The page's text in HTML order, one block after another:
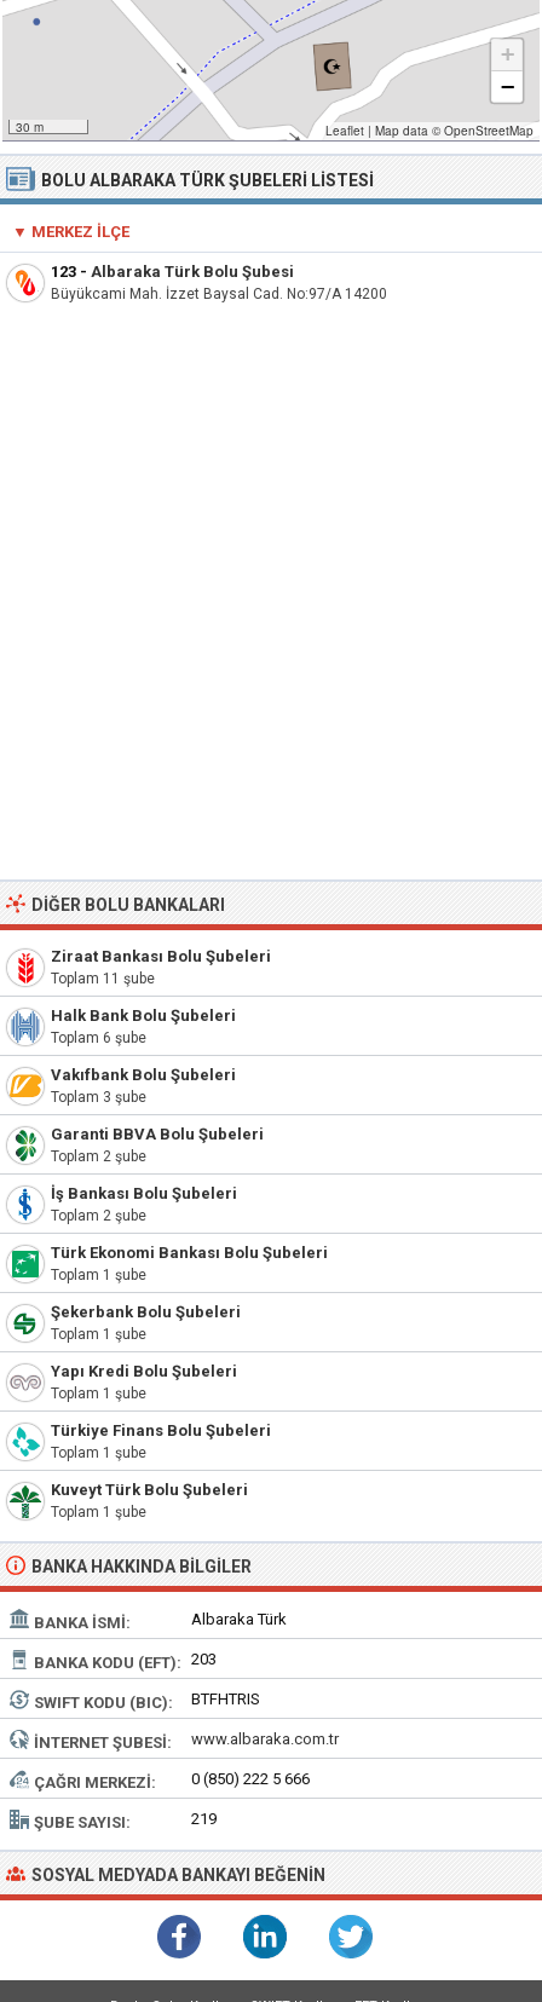
30 m
+
−
Leaflet | Map data © OpenStreetMap
BOLU ALBARAKA TÜRK ŞUBELERI LISTESI
▼ MERKEZ İLÇE
123 - Albaraka Türk Bolu Şubesi
Büyükcami Mah. İzzet Baysal Cad. No:97/A 14200
DIĞER BOLU BANKALARI
Ziraat Bankası Bolu Şubeleri
Toplam 11 şube
Halk Bank Bolu Şubeleri
Toplam 6 şube
Vakıfbank Bolu Şubeleri
Toplam 3 şube
Garanti BBVA Bolu Şubeleri
Toplam 2 şube
İş Bankası Bolu Şubeleri
Toplam 2 şube
Türk Ekonomi Bankası Bolu Şubeleri
Toplam 1 şube
Şekerbank Bolu Şubeleri
Toplam 1 şube
Yapı Kredi Bolu Şubeleri
Toplam 1 şube
Türkiye Finans Bolu Şubeleri
Toplam 1 şube
Kuveyt Türk Bolu Şubeleri
Toplam 1 şube
BANKA HAKKINDA BILGILER
BANKA İSMI: Albaraka Türk
BANKA KODU (EFT): 203
SWIFT KODU (BIC): BTFHTRIS
İNTERNET ŞUBESI: www.albaraka.com.tr
ÇAĞRI MERKEZI: 0 (850) 222 5 666
ŞUBE SAYISI: 219
SOSYAL MEDYADA BANKAYI BEĞENIN